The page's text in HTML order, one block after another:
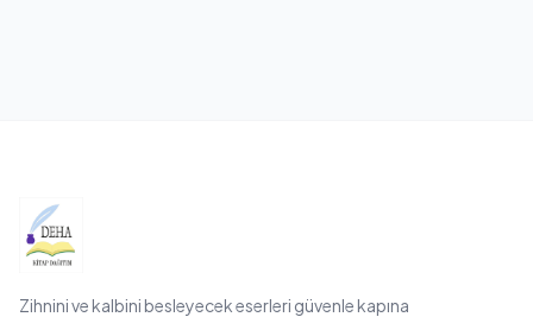
Zihnini ve kalbini besleyecek eserleri güvenle kapına